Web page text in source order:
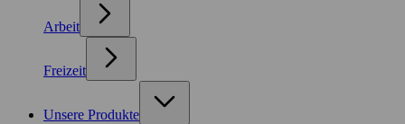
Arbeit
Freizeit
Unsere Produkte